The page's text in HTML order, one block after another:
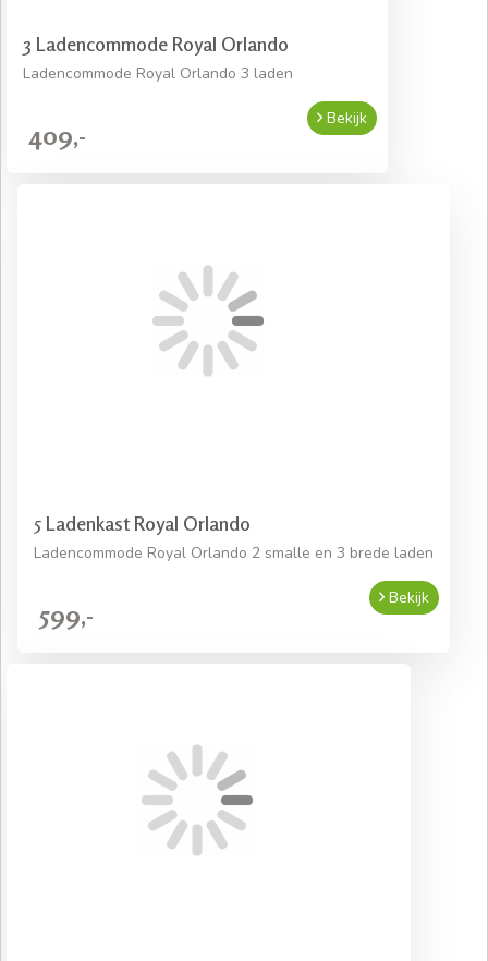
3 Ladencommode Royal Orlando
Ladencommode Royal Orlando 3 laden
409,-
Bekijk
5 Ladenkast Royal Orlando
Ladencommode Royal Orlando 2 smalle en 3 brede laden
599,-
Bekijk